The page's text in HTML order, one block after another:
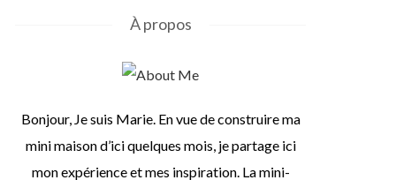
À propos
Bonjour, Je suis Marie. En vue de construire ma
mini maison d’ici quelques mois, je partage ici
mon expérience et mes inspiration. La mini-